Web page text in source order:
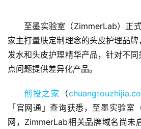
首
融
资
至墨实验室（ZimmerLab）正
家主打量肤定制理念的头皮护理品
发水和头皮护理精华产品，针对不
点问题提供差异化产品。
创投之家 （
「官网通」查询获悉，至墨实验室
网，ZimmerLab相关品牌域名尚未